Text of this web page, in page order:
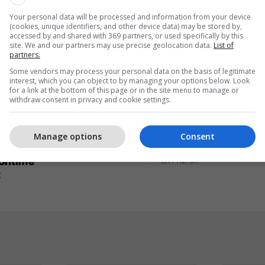
më pranë
– INTEREX tashmë
Petit Beurre nga Liri -
kompleton çdo ëmbëlsirë
Liri Prizren
Your personal data will be processed and information from your device
(cookies, unique identifiers, and other device data) may be stored by,
accessed by and shared with 369 partners, or used specifically by this
site. We and our partners may use precise geolocation data. List of
partners.
Some vendors may process your personal data on the basis of legitimate
interest, which you can object to by managing your options below. Look
for a link at the bottom of this page or in the site menu to manage or
withdraw consent in privacy and cookie settings.
Consent
Manage options